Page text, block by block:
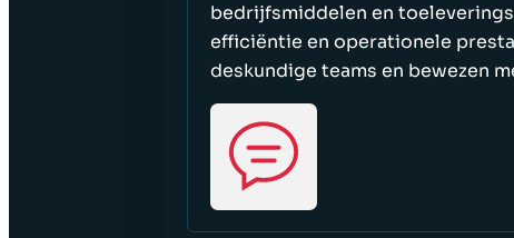
bedrijfsmiddelen en
efficiëntie en operationele
deskundige teams en bewezen